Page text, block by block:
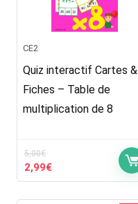
CE2
Quiz interactif Cartes &
Fiches – Table de
multiplication de 8
5,00€
Le
prix
2,99€Le
prix